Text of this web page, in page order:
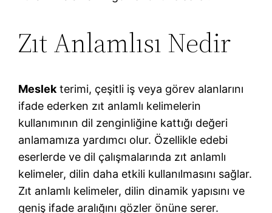
Zıt Anlamlısı Nedir
Meslekterimi, çeşitli iş veya görev alanlarını
ifade ederken zıt anlamlı kelimelerin
kullanımının dil zenginliğine kattığı değeri
anlamamıza yardımcı olur. Özellikle edebi
eserlerde ve dil çalışmalarında zıt anlamlı
kelimeler, dilin daha etkili kullanılmasını sağlar.
Zıt anlamlı kelimeler, dilin dinamik yapısını ve
geniş ifade aralığını gözler önüne serer.